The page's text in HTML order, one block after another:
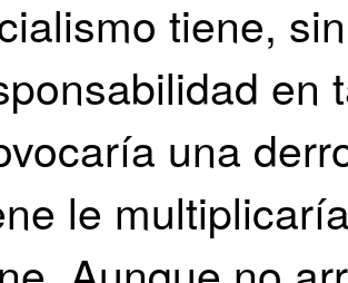
tiene,
en
una
le